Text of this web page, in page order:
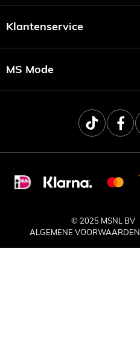
Klantenservice
MS Mode
© 2025 MSNL BV
ALGEMENE VOORWAARDEN